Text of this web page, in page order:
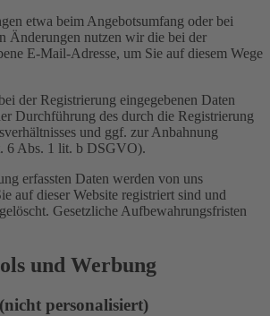
etwa beim Angebotsumfang oder bei
Änderungen nutzen wir die bei der
E-Mail-Adresse, um Sie auf diesem Wege
der Registrierung eingegebenen Daten
Durchführung des durch die Registrierung
und ggf. zur Anbahnung
6 Abs. 1 lit. b DSGVO).
erfassten Daten werden von uns
auf dieser Website registriert sind und
Gesetzliche Aufbewahrungsfristen
und Werbung
personalisiert)